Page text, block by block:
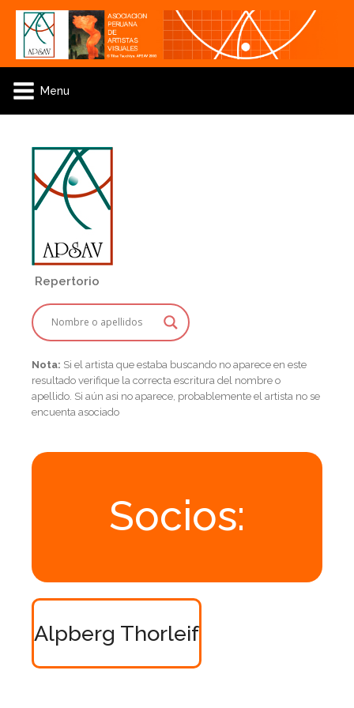
Menu
Repertorio
Nota: Si el artista que estaba buscando no aparece en este
resultado verifique la correcta escritura del nombre o
apellido. Si aún asi no aparece, probablemente el artista no se
encuenta asociado
Socios:
Alpberg Thorleif